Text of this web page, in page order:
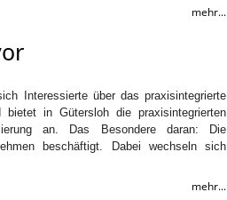
mehr...
Interessierte über das praxisintegrierte
in Gütersloh die praxisintegrierten
an. Das Besondere daran: Die
beschäftigt. Dabei wechseln sich
mehr...